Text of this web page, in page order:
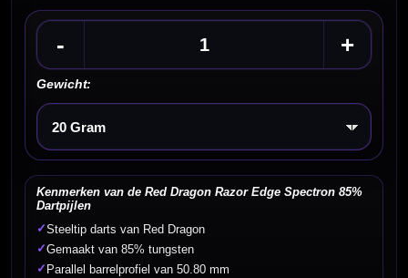
- +
Gewicht:
Kies een optie
Kenmerken van de Red Dragon Razor Edge Spectron 85%
Dartpijlen
✓Steeltip darts van Red Dragon
✓Gemaakt van 85% tungsten
✓ Parallel barrelprofiel van 50.80 mm